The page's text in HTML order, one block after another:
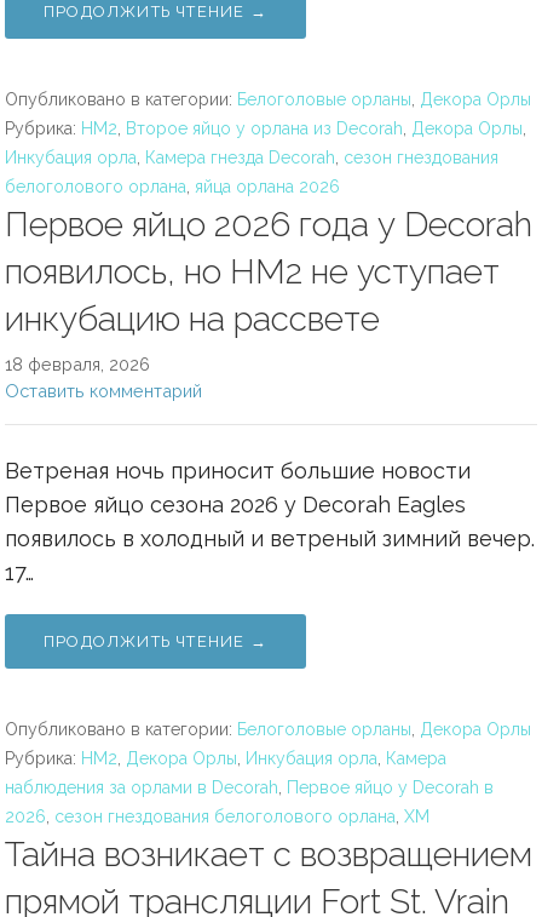
ПРОДОЛЖИТЬ ЧТЕНИЕ →
Опубликовано в категории: Белоголовые орланы
Декора Орлы
Рубрика: HM2 Второе яйцо у орлана из Decorah Декора Орлы
Инкубация орла
Камера гнезда Decorah сезон гнездования
белоголового орлана яйца орлана 2026
Первое яйцо 2026 года у Decorah
появилось, но HM2 не уступает
инкубацию на рассвете
18 февраля, 2026
Оставить комментарий
Ветреная ночь приносит большие новости
Первое яйцо сезона 2026 у Decorah Eagles
появилось в холодный и ветреный зимний вечер.
17…
ПРОДОЛЖИТЬ ЧТЕНИЕ →
Опубликовано в категории: Белоголовые орланы
Декора Орлы
Рубрика: HM2 Декора Орлы Инкубация орла
Камера
наблюдения за орлами в Decorah
Первое яйцо у Decorah в
2026 сезон гнездования белоголового орлана ХМ
Тайна возникает с возвращением
прямой трансляции Fort St. Vrain